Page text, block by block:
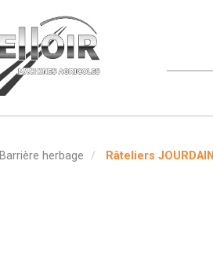
Barrière herbage Râteliers JOURDAIN